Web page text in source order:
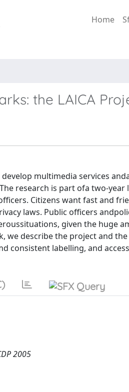
Home
the LAICA
multimedia services
research is part ofa two-year
Citizens want fast and
laws. Public officers
given the huge
we describe the project and the
consistent labelling, and
2005